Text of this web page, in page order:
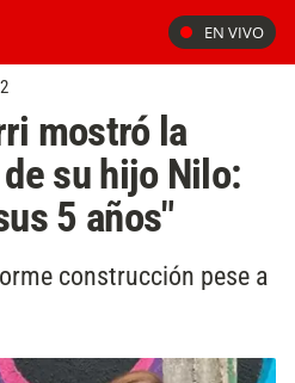
EN VIVO
mostró la
su hijo Nilo:
5 años"
construcción pese a